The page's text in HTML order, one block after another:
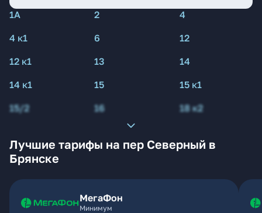
1А 2
4
4 к1
6
12
12 к1
13
14
14 к1
15
15 к1
15/2
16 18 к2
Лучшие тарифы на пер Северный в
Брянске
МегаФон
Минимум